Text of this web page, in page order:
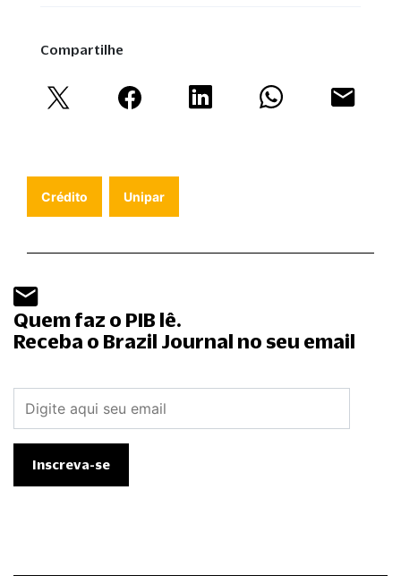
Compartilhe
Crédito Unipar
Quem faz o PIB lê.
Receba o Brazil Journal no seu email